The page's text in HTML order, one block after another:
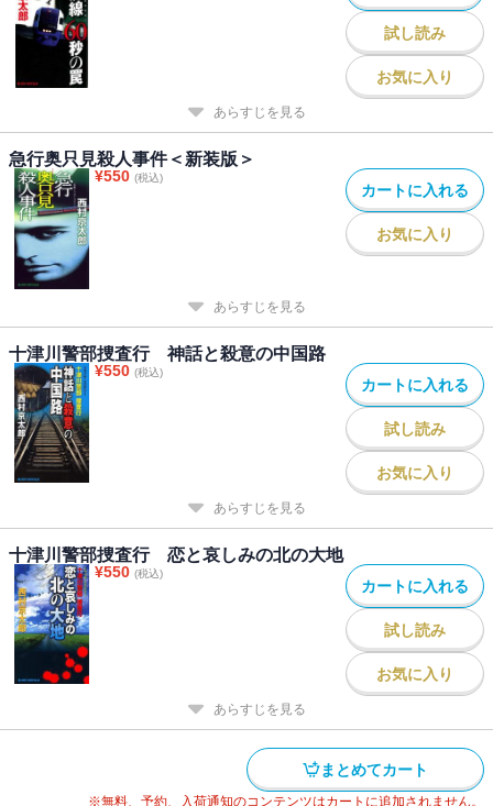
試し読み
お気に入り
あらすじを見る
急行奥只見殺人事件＜新装版＞
¥550 (税込)
カートに入れる
お気に入り
あらすじを見る
十津川警部捜査行 神話と殺意の中国路
¥550 (税込)
カートに入れる
試し読み
お気に入り
あらすじを見る
十津川警部捜査行 恋と哀しみの北の大地
¥550 (税込)
カートに入れる
試し読み
お気に入り
あらすじを見る
まとめてカート
※無料、予約、入荷通知のコンテンツはカートに追加されません。